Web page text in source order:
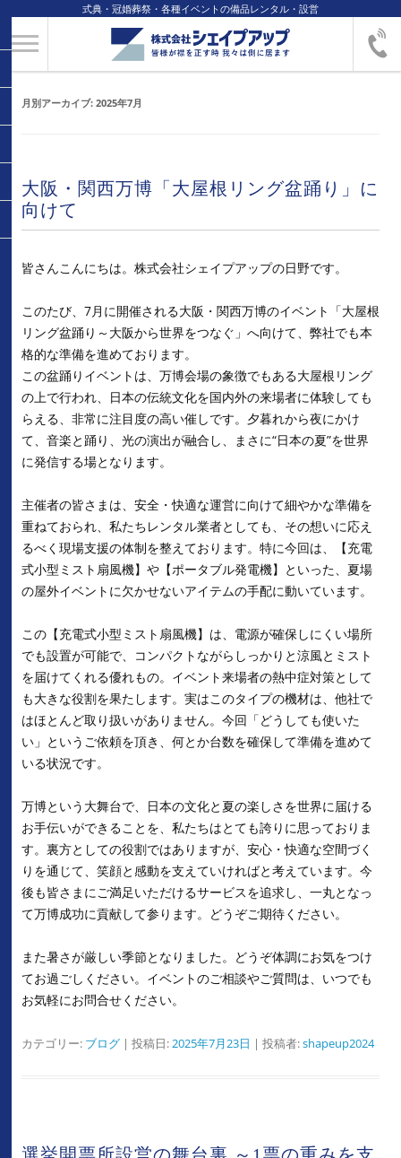
式典・冠婚葬祭・各種イベントの備品レンタル・設営
月別アーカイブ: 2025年7月
大阪・関西万博「大屋根リング盆踊り」に
向けて
皆さんこんにちは。株式会社シェイプアップの日野です。
このたび、7月に開催される大阪・関西万博のイベント「大屋根
リング盆踊り～大阪から世界をつなぐ」へ向けて、弊社でも本
格的な準備を進めております。
この盆踊りイベントは、万博会場の象徴でもある大屋根リング
の上で行われ、日本の伝統文化を国内外の来場者に体験しても
らえる、非常に注目度の高い催しです。夕暮れから夜にかけ
て、音楽と踊り、光の演出が融合し、まさに“日本の夏”を世界
に発信する場となります。
主催者の皆さまは、安全・快適な運営に向けて細やかな準備を
重ねておられ、私たちレンタル業者としても、その想いに応え
るべく現場支援の体制を整えております。特に今回は、【充電
式小型ミスト扇風機】や【ポータブル発電機】といった、夏場
の屋外イベントに欠かせないアイテムの手配に動いています。
この【充電式小型ミスト扇風機】は、電源が確保しにくい場所
でも設置が可能で、コンパクトながらしっかりと涼風とミスト
を届けてくれる優れもの。イベント来場者の熱中症対策として
も大きな役割を果たします。実はこのタイプの機材は、他社で
はほとんど取り扱いがありません。今回「どうしても使いた
い」というご依頼を頂き、何とか台数を確保して準備を進めて
いる状況です。
万博という大舞台で、日本の文化と夏の楽しさを世界に届ける
お手伝いができることを、私たちはとても誇りに思っておりま
す。裏方としての役割ではありますが、安心・快適な空間づく
りを通じて、笑顔と感動を支えていければと考えています。今
後も皆さまにご満足いただけるサービスを追求し、一丸となっ
て万博成功に貢献して参ります。どうぞご期待ください。
また暑さが厳しい季節となりました。どうぞ体調にお気をつけ
てお過ごしください。イベントのご相談やご質問は、いつでも
お気軽にお問合せください。
カテゴリー: ブログ | 投稿日:2025年7月23日 | 投稿者:shapeup2024